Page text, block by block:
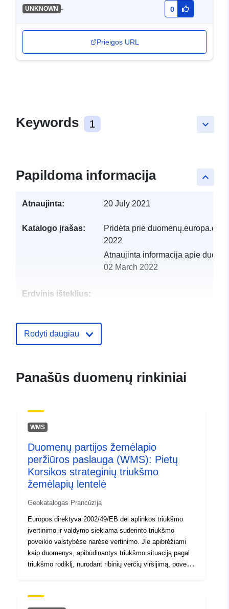
UNKNOWN - 0
Prieigos URL
keyboard_arrow_down
Keywords 1
keyboard_arrow_up
Papildoma informacija
Atnaujinta: 20 July 2021
Katalogo įrašas: Pridėta prie duomenų.europa.eu:
2022
Atnaujinta informacija apie
02 March 2022
Erdvinis išteklius:
5857094fcb79
Rūšis:
Išteklius:
http://inspire.ec.europa.eu/
codelist/ResourceType/services
Rodyti daugiau
Panašūs duomenų rinkiniai
WMS
Duomenų partijos žemėlapio
peržiūros paslauga (WMS): Pietų
Korsikos strateginių triukšmo
žemėlapių lentelė
Geokatalogas Prancūzija
Europos direktyva 2002/49/EB dėl aplinkos triukšmo
įvertinimo ir valdymo siekiama suderinto triukšmo
poveikio valstybėse narėse vertinimo. Jie apibrėžiami
kaip duomenys, apibūdinantys triukšmo situaciją pagal
triukšmo rodiklį, nurodant ribinių verčių viršijimą, poveikį
teisiškai vykdytini. Tačiau, kaip grafiniai elementai, jie